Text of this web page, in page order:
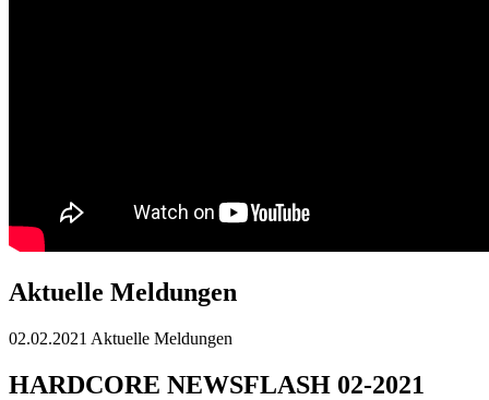
Aktuelle Meldungen
02.02.2021 Aktuelle Meldungen
HARDCORE NEWSFLASH 02-2021